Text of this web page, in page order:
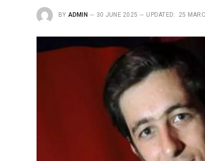
BY ADMIN 30 JUNE 2025 UPDATED: 25